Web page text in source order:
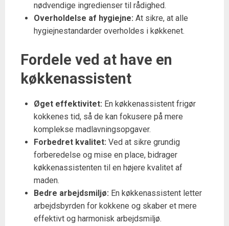
nødvendige ingredienser til rådighed.
Overholdelse af hygiejne: At sikre, at alle
hygiejnestandarder overholdes i køkkenet.
Fordele ved at have en
køkkenassistent
Øget effektivitet: En køkkenassistent frigør
kokkenes tid, så de kan fokusere på mere
komplekse madlavningsopgaver.
Forbedret kvalitet: Ved at sikre grundig
forberedelse og mise en place, bidrager
køkkenassistenten til en højere kvalitet af
maden.
Bedre arbejdsmiljø: En køkkenassistent letter
arbejdsbyrden for kokkene og skaber et mere
effektivt og harmonisk arbejdsmiljø.